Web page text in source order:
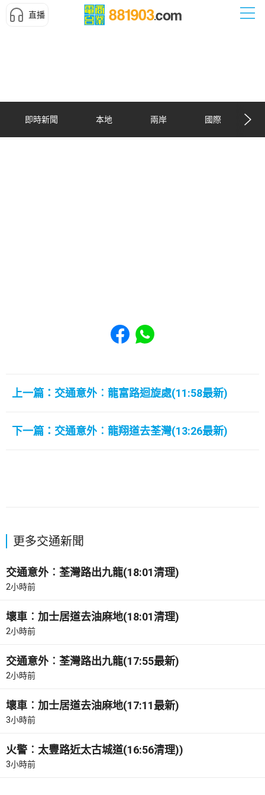
直播
即時新聞 本地 兩岸 國際
Share to Facebook
Share to WhatsApp
上一篇：交通意外︰龍富路迴旋處(11:58最新)
下一篇：交通意外︰龍翔道去荃灣(13:26最新)
更多交通新聞
交通意外︰荃灣路出九龍(18:01清理)
2小時前
壞車︰加士居道去油麻地(18:01清理)
2小時前
交通意外︰荃灣路出九龍(17:55最新)
2小時前
壞車︰加士居道去油麻地(17:11最新)
3小時前
火警︰太豐路近太古城道(16:56清理))
3小時前